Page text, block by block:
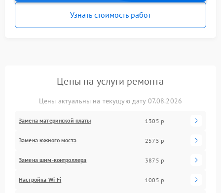
Узнать стоимость работ
Цены на услуги ремонта
Цены актуальны на текущую дату 07.08.2026
Замена материнской платы 1305 р
Замена южного моста 2575 р
Замена шим-контроллера 3875 р
Настройка Wi-Fi 1005 р